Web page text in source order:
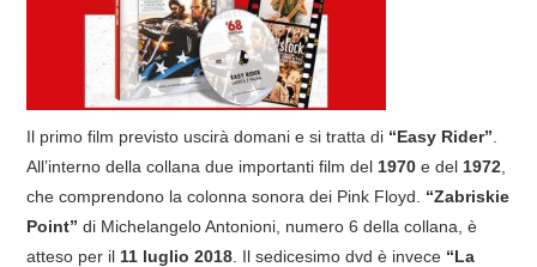
DISCOGRAFIA
CONTATTI
RELICS – SFALCI E RAMAGLIE
Il primo film previsto uscirà domani e si tratta di “Easy Rider”
All’interno della collana due importanti film del 1970 e del 1972
che comprendono la colonna sonora dei Pink Floyd. “Zabriskie
Point” di Michelangelo Antonioni, numero 6 della collana, è
atteso per il 11 luglio 2018 . Il sedicesimo dvd è invece “La